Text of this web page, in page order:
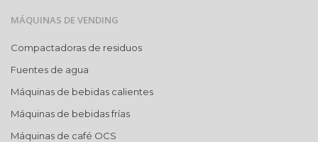
MÁQUINAS DE VENDING
Compactadoras de residuos
Fuentes de agua
Máquinas de bebidas calientes
Máquinas de bebidas frías
Máquinas de café OCS